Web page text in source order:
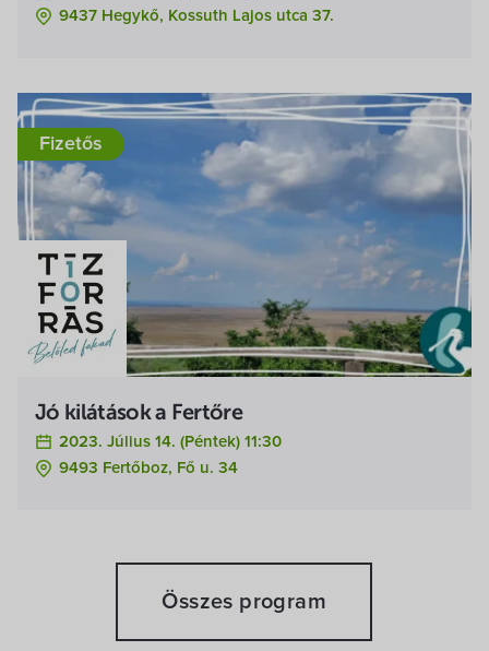
9437 Hegykő, Kossuth Lajos utca 37.
Fizetős
Jó kilátások a Fertőre
2023. Július 14. (péntek) 11:30
9493 Fertőboz, Fő u. 34
Összes program